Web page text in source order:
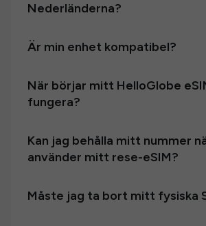
Nederländerna?
Är min enhet kompatibel?
När börjar mitt HelloGlobe
fungera?
Kan jag behålla mitt nummer
använder mitt rese-eSIM?
Måste jag ta bort mitt fysiska